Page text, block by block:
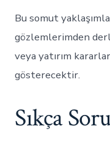
Bu somut
gözlemlerimden
veya yatırım
gösterecektir.
Sıkça